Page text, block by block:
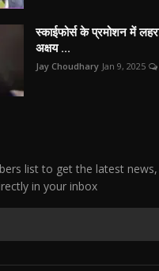
स्काईफोर्स के प्रमोशन में
अक्षय ...
Jay Choudhary Jan 9, 2025
list to get the latest
in your inbox